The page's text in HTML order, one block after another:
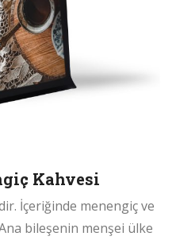
Kahvesi
İçeriğinde menengiç ve
Ana bileşenin menşei ülke